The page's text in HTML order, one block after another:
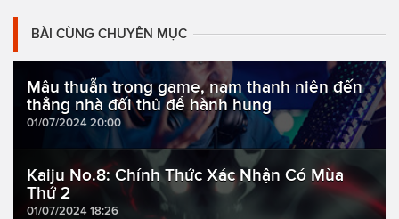
BÀI CÙNG CHUYÊN MỤC
Mâu thuẫn trong game, nam thanh niên đến
thẳng nhà đối thủ để hành hung
01/07/2024 20:00
Kaiju No.8: Chính Thức Xác Nhận Có Mùa
Thứ 2
01/07/2024 18:26